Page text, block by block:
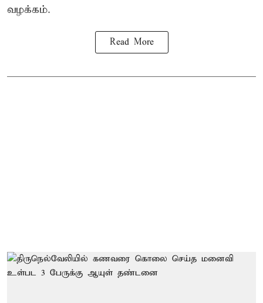
வழக்கம்.
Read More